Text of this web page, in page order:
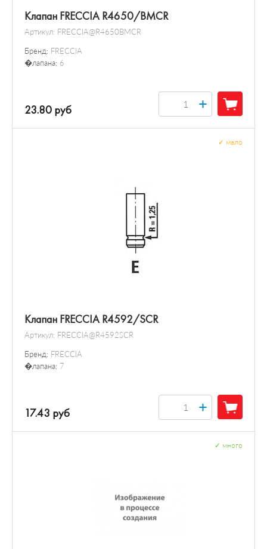
Клапан FRECCIA R4650/BMCR
Артикул: FRECCIA@R4650BMCR
Бренд: FRECCIA
�лапана: 6
23.80 руб +
Клапан FRECCIA R4592/SCR
Артикул: FRECCIA@R4592SCR
Бренд: FRECCIA
�лапана: 7
мало
17.43 руб +
много